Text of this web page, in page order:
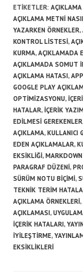
ETIKETLER:
AÇIKLAMA METNI
YAZARKEN ÖRNEKLER,
KONTROL LISTESI,
KURMA, AÇIKLAMADA
AÇIKLAMADA SOMUT
AÇIKLAMA HATASI,
GOOGLE PLAY
OPTIMIZASYONU,
HATALAR, IÇERIK
EDILMESI GEREKENLER,
AÇIKLAMA, KULLANICI
EDEN AÇIKLAMALAR,
EKSIKLIĞI,
PARAGRAF DÜZENI,
SÜRÜM NOTU BIÇIMI,
TEKNIK TERIM
AÇIKLAMA ÖRNEKLERI,
AÇIKLAMASI,
IÇERIK HATALARI,
IYILEŞTIRME,
EKSIKLIKLERI